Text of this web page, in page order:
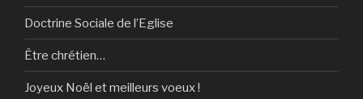
Doctrine Sociale de l’Eglise
Être chrétien…
Joyeux Noël et meilleurs voeux !